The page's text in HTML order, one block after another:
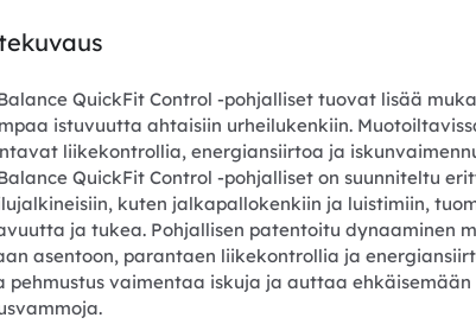
QuickFit Control -pohjalliset tuovat lisää
istuvuutta ahtaisiin urheilukenkiin.
liikekontrollia, energiansiirtoa ja
QuickFit Control -pohjalliset on suunniteltu
kuten jalkapallokenkiin ja luistimiin,
ja tukea. Pohjallisen patentoitu dynaaminen
asentoon, parantaen liikekontrollia ja
pehmustus vaimentaa iskuja ja auttaa